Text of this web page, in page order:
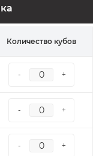
Количество кубов
- +
- +
- +